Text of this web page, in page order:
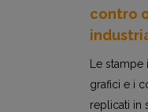
contro
Le
grafici e i
replicati in